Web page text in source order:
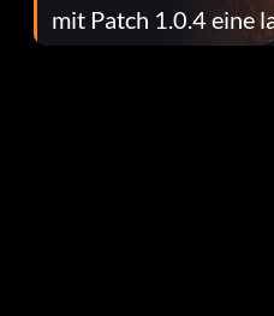
mit Patch 1.0.4 eine
Fehlerbehebungen